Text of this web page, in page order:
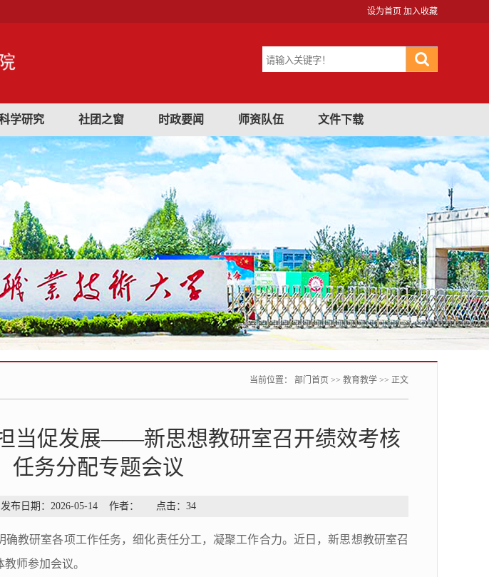
设为首页 加入收藏
学研究 社团之窗 时政要闻 师资队伍 文件下载
当前位置： 部门首页 >> 教育教学 >> 正文
当促发展——新思想教研室召开绩效考核
任务分配专题会议
发布日期：2026-05-14 作者： 点击： 34
教研室各项工作任务，细化责任分工，凝聚工作合力。近日，新思想教研室召
师参加会议。